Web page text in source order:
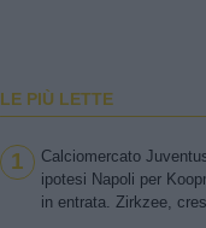
LE PIÙ LETTE
1
Calciomercato
ipotesi Napoli per
in entrata. Zirkzee,